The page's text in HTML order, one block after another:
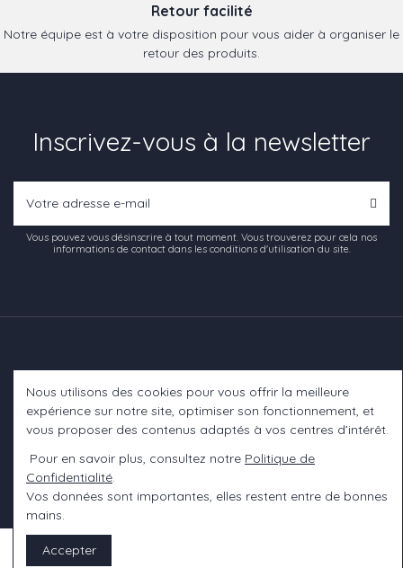
Retour facilité
Notre équipe est à votre disposition pour vous aider à organiser le
retour des produits.
Inscrivez-vous à la newsletter
Vous pouvez vous désinscrire à tout moment. Vous trouverez pour cela nos
informations de contact dans les conditions d'utilisation du site.
Informations
Contact us
Nous utilisons des cookies pour vous offrir la meilleure
expérience sur notre site, optimiser son fonctionnement, et
vous proposer des contenus adaptés à vos centres d’intérêt.
Pour en savoir plus, consultez notre Politique de
Confidentialité.
Vos données sont importantes, elles restent entre de bonnes
mains.
Accepter